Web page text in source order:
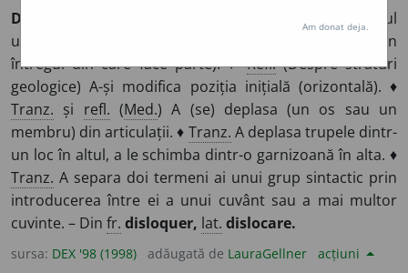
DISLOC
A (se) mișca din locul
unde se afla, a (se) deplasa, a (se) desprinde (din
întregul din care face parte). ♦Refl.(Despre straturi
geologice) A-și modifica poziția inițială (orizontală). ♦
Tranz. și refl. (Med.) A (se) deplasa (un os sau un
membru) din articulații. ♦ Tranz. A deplasa trupele dintr-
un loc în altul, a le schimba dintr-o garnizoană în alta. ♦
Tranz. A separa doi termeni ai unui grup sintactic prin
introducerea între ei a unui cuvânt sau a mai multor
cuvinte. – Din fr. disloquer, lat. dislocare.
sursa: DEX '98 (1998) adăugată de LauraGellner acțiuni
Am donat deja.